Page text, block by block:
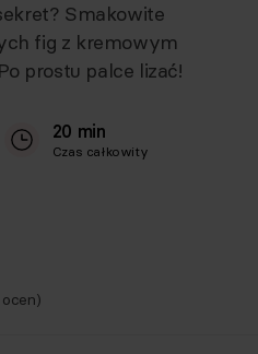
Smakowite
fig z kremowym
prostu palce lizać!
20 min
Czas całkowity
ocen)